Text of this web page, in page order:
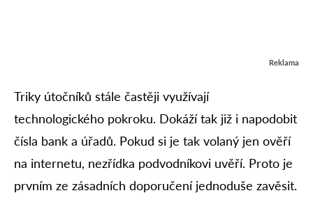
Reklama
Triky útočníků stále častěji využívají
technologického pokroku. Dokáží tak již i napodobit
čísla bank a úřadů. Pokud si je tak volaný jen ověří
na internetu, nezřídka podvodníkovi uvěří. Proto je
prvním ze zásadních doporučení jednoduše zavěsit.